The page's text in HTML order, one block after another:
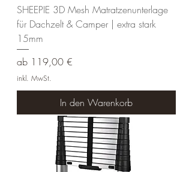
SHEEPIE 3D Mesh Matratzenunterlage
für Dachzelt & Camper | extra stark
15mm
ab 119,00 €
Sale-Preis
inkl. MwSt.
In den Warenkorb